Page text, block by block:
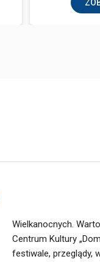
Wielkanocnych.
Centrum Kultury
festiwale, przeglądy,